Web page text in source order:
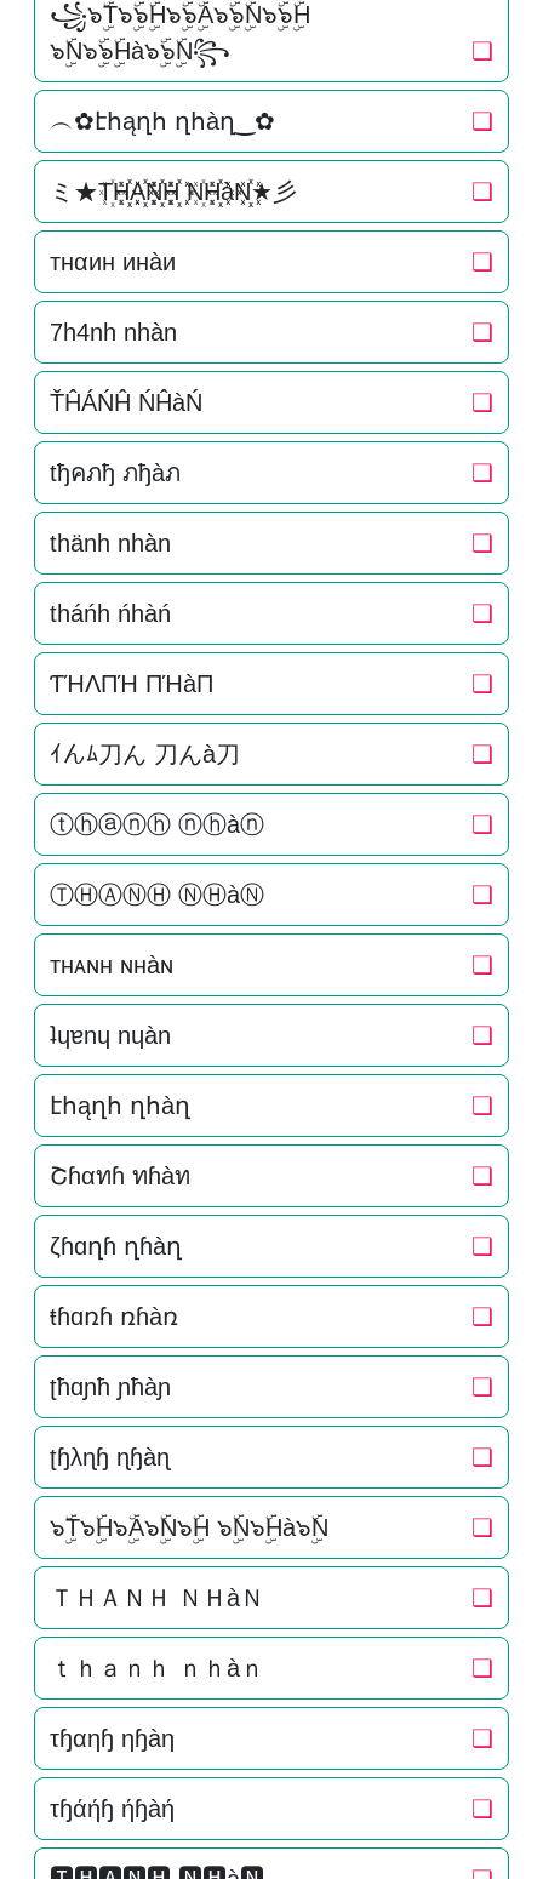
꧁๖ۣۜT๖ۣۜ๖ۣۜH๖ۣۜ๖ۣۜA๖ۣۜ๖ۣۜN๖ۣۜ๖ۣۜH
๖ۣۜN๖ۣۜ๖ۣۜHà๖ۣۜ๖ۣۜN꧂
❏
︵✿էհąղհ ղհàղ‿✿ ❏
ミ★T꙰H꙰꙰A꙰꙰N꙰꙰H꙰꙰ N꙰H꙰꙰àN꙰꙰★彡 ❏
тнαин инàи ❏
7h4nh nhàn ❏
ŤĤÁŃĤ ŃĤàŃ ❏
tђคภђ ภђàภ ❏
thänh nhàn ❏
tháńh ńhàń ❏
ƬΉΛПΉ ПΉàП ❏
ｲんﾑ刀ん 刀んà刀 ❏
ⓣⓗⓐⓝⓗ ⓝⓗàⓝ ❏
ⓉⒽⒶⓃⒽ ⓃⒽàⓃ ❏
тнᴀɴн ɴнàɴ ❏
ʇɥɐnɥ nɥàn ❏
էհąղհ ղհàղ ❏
Շɦαทɦ ทɦàท ❏
ζɦɑղɦ ղɦàղ ❏
ŧɦɑռɦ ռɦàռ ❏
ʈħɑɲħ ɲħàɲ ❏
ʈɧλɳɧ ɳɧàɳ ❏
๖ۣۜT๖ۣۜH๖ۣۜA๖ۣۜN๖ۣۜH ๖ۣۜN๖ۣۜHà๖ۣۜN ❏
ＴＨＡＮＨ ＮＨàＮ ❏
ｔｈａｎｈ ｎｈàｎ ❏
τɧαηɧ ηɧàη ❏
τɧάήɧ ήɧàή ❏